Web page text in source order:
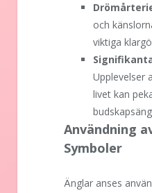
och
viktiga
Upplevelser
livet kan
Användning
Symboler
Änglar anses